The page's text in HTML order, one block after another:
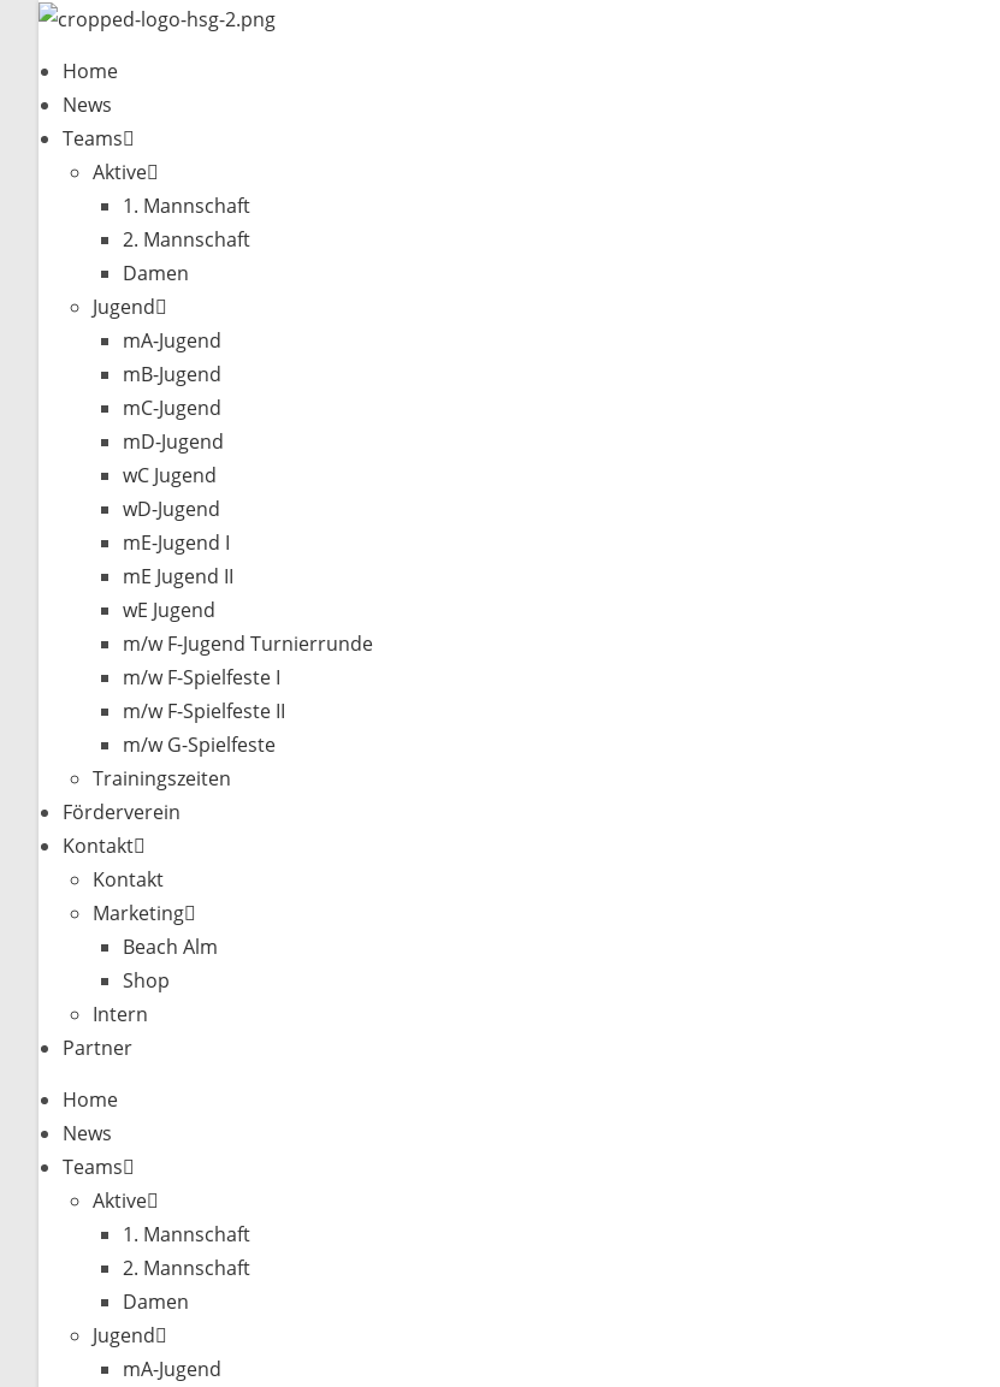
springenHome
News
Teams
Aktive
1. Mannschaft
2. Mannschaft
Damen
Jugend
mA-Jugend
mB-Jugend
mC-Jugend
mD-Jugend
wC Jugend
wD-Jugend
mE-Jugend I
mE Jugend II
wE Jugend
m/w F-Jugend Turnierrunde
m/w F-Spielfeste I
m/w F-Spielfeste II
m/w G-Spielfeste
Trainingszeiten
Förderverein
Kontakt
Kontakt
Marketing
Beach Alm
Shop
Intern
Partner
Home
News
Teams
Aktive
1. Mannschaft
2. Mannschaft
Damen
Jugend
mA-Jugend